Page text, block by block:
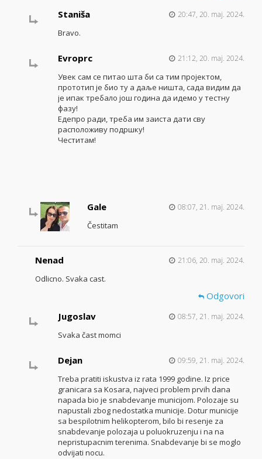
Staniša
20:47, 20. maj. 2024.
Bravo.
Evroprc 21:12, 20. maj. 2024.
Увек сам се питао шта би са тим пројектом,
прототип је био ту а даље ништа, сада видим да
је ипак требало још година да идемо у тестну
фазу!
Едепро ради, треба им заиста дати сву
расположиву подршку!
Честитам!
Gale 08:07, 21. maj. 2024.
Čestitam
Nenad 21:06, 20. maj. 2024.
Odlicno. Svaka cast.
Odgovori
Jugoslav
08:57, 21. maj. 2024.
Svaka čast momci
Dejan 09:59, 21. maj. 2024.
Treba pratiti iskustva iz rata 1999 godine. Iz price
granicara sa Kosara, najveci problem prvih dana
napada bio je snabdevanje municijom. Polozaje su
napustali zbog nedostatka municije. Dotur municije
sa bespilotnim helikopterom, bilo bi resenje za
snabdevanje polozaja u poluokruzenju i na na
nepristupacnim terenima. Snabdevanje bi se moglo
odvijati nocu.